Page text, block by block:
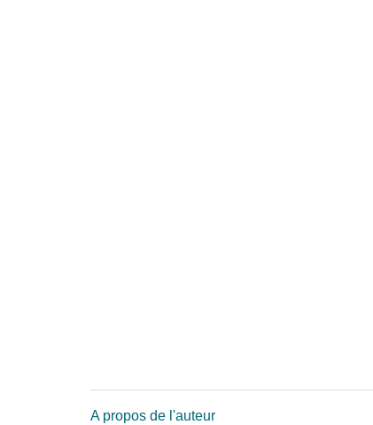
A propos de l'auteur